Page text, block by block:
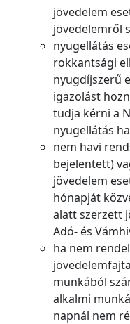
jövedelem
jövedelemről
nyugellátás
rokkantsági
nyugdíjszerű
igazolást
tudja kérni a
nyugellátás
nem havi
bejelentett)
jövedelem
hónapját
alatt szerzett
Adó- és
ha nem
munkából
alkalmi
napnál nem